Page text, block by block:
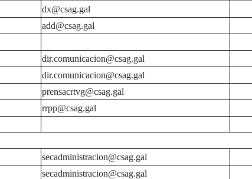
dx@csag.gal
add@csag.gal
dir.comunicacion@csag.gal
dir.comunicacion@csag.gal
prensacrtvg@csag.gal
rrpp@csag.gal
secadministracion@csag.gal
secadministracion@csag.gal